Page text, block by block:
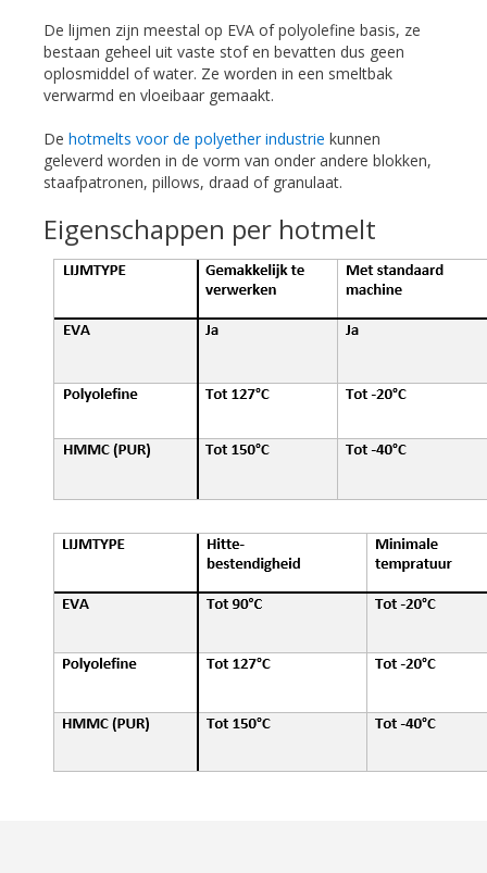
De lijmen zijn meestal op EVA of polyolefine basis, ze
bestaan geheel uit vaste stof en bevatten dus geen
oplosmiddel of water. Ze worden in een smeltbak
verwarmd en vloeibaar gemaakt.
De hotmelts voor de polyether industrie kunnen
geleverd worden in de vorm van onder andere blokken,
staafpatronen, pillows, draad of granulaat.
Eigenschappen per hotmelt